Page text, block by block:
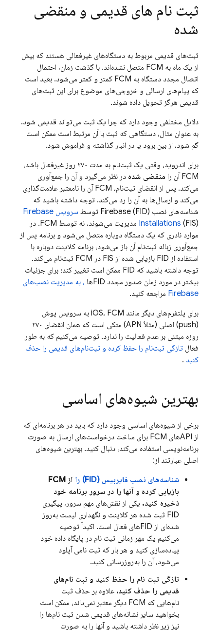
ثبت نام های قدیمی و منقضی
شده
ثبت‌های قدیمی مربوط به دستگاه‌های غیرفعالی هستند که بیش
از یک ماه به FCM متصل نشده‌اند. با گذشت زمان، احتمال
اتصال مجدد دستگاه به FCM کمتر و کمتر می‌شود. بعید است
که پیام‌های ارسالی و خروجی‌های موضوع برای این ثبت‌های
قدیمی هرگز تحویل داده شوند.
دلایل مختلفی وجود دارد که چرا یک ثبت می‌تواند قدیمی شود.
به عنوان مثال، دستگاهی که ثبت با آن مرتبط است ممکن است
گم شود، از بین برود یا در انبار گذاشته و فراموش شود.
برای اندروید، وقتی یک ثبت‌نام به مدت ۲۷۰ روز غیرفعال باشد،
FCM آن را منقضی شده در نظر می‌گیرد و آن را جمع‌آوری
می‌کند. پس از انقضای ثبت‌نام، FCM آن را نامعتبر علامت‌گذاری
می‌کند و ارسال‌ها به آن را رد می‌کند. توجه داشته باشید که
شناسه‌های نصب Firebase (FID) توسط
سرویس Firebase
Installations
(FIS) مدیریت می‌شوند، نه توسط FCM. در
موارد نادری که یک دستگاه دوباره متصل می‌شود و برنامه پس از
جمع‌آوری زباله ثبت‌نام آن باز می‌شود، برنامه کلاینت دوباره با
استفاده از FID بازیابی شده از FIS در
FCM ثبت‌نام می‌کند.
توجه داشته باشید که FID ممکن است تغییر کند؛ برای جزئیات
بیشتر در مورد زمان صدور مجدد FIDها
، به مدیریت نصب‌های
Firebase مراجعه کنید.
برای پلتفرم‌های دیگر مانند iOS، FCM
به سرویس پوش
(push) اصلی (مثلاً APN) متکی است که همان انقضای ۲۷۰
روزه مبتنی بر عدم فعالیت را ندارد. توصیه می‌کنیم که به طور
فعال تازگی ثبت‌نام را حفظ کرده و ثبت‌نام‌های قدیمی را حذف
کنید .
بهترین شیوه‌های اساسی
برخی از شیوه‌های اساسی وجود دارد که باید در هر برنامه‌ای که
از APIهای
FCM برای ساخت درخواست‌های ارسال به صورت
برنامه‌نویسی استفاده می‌کند، دنبال کنید. بهترین شیوه‌های
اصلی عبارتند از:
شناسه‌های نصب فایربیس (FID) را
ازFCM
بازیابی کرده و آنها را در سرور برنامه خود
ذخیره کنید. یکی از نقش‌های مهم سرور، پیگیری
FID ثبت شده هر کلاینت و نگهداری لیست به‌روز
شده‌ای از FIDهای فعال است. اکیداً توصیه
می‌کنیم یک مهر زمانی ثبت نام در پایگاه داده خود
پیاده‌سازی کنید و هر بار که ثبت نامی آپلود
می‌شود، آن را به‌روزرسانی کنید.
تازگی ثبت نام را حفظ کنید و ثبت نام‌های
قدیمی را حذف کنید. علاوه بر حذف ثبت
نام‌هایی که FCM دیگر معتبر نمی‌داند، ممکن است
بخواهید سایر نشانه‌های قدیمی شدن ثبت نام‌ها را
نیز زیر نظر داشته باشید و آنها را به صورت